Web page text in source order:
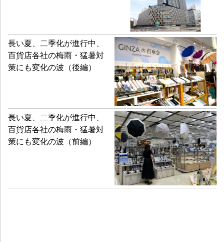
長い夏、二季化が進行中、
百貨店各社の梅雨・猛暑対
策にも変化の波（後編）
長い夏、二季化が進行中、
百貨店各社の梅雨・猛暑対
策にも変化の波（前編）